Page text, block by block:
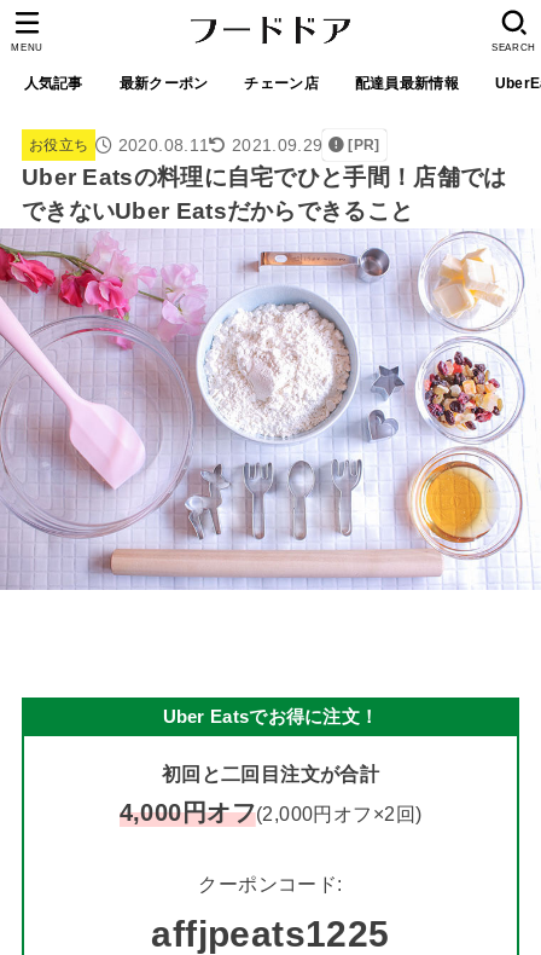
人気記事 最新クーポン チェーン店 配達員最新情報
SEARCH
MENU
お役立ち 2020.08.11 2021.09.29 [PR]
Uber Eatsの料理に自宅でひと手間！店舗では
できないUber Eatsだからできること
Uber Eatsでお得に注文！
初回と二回目注文が合計
4,000円オフ(2,000円オフ×2回)
クーポンコード:
affjpeats1225